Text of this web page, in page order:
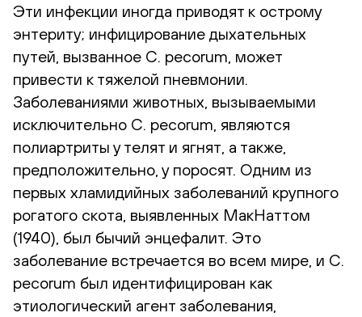
Эти инфекции иногда приводят к острому
энтериту; инфицирование дыхательных
путей, вызванное C. pecorum, может
привести к тяжелой пневмонии.
Заболеваниями животных, вызываемыми
исключительно C. pecorum, являются
полиартриты у телят и ягнят, а также,
предположительно, у поросят. Одним из
первых хламидийных заболеваний крупного
рогатого скота, выявленных МакНаттом
(1940), был бычий энцефалит. Это
заболевание встречается во всем мире, и C.
pecorum был идентифицирован как
этиологический агент заболевания,